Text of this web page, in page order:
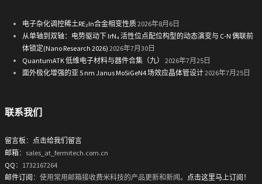
电子杂化调控稀土RE₂In合金相变性质2026年8月6日
从单轴到双轴：电势驱动下 IrN₄ 活性位点配位构型的动态演变与 C-N 偶联前
体锁定(Nano Research 2026) 2026年7月30日
QuantumATK 低维电子材料与器件合集（九）
2026年7月25日
面外极化增强的亚 5 nm Janus MoSiGeN4 场效应晶体管设计2026年7月25日
联系我们
留言板 ： 点击给我们留言
邮箱：sales_at_fermitech.com.cn
QQ ：1732167264
邮件订阅 ：使用常用邮箱接收费米科技的产品更新和新闻。 点击这里马上订阅！